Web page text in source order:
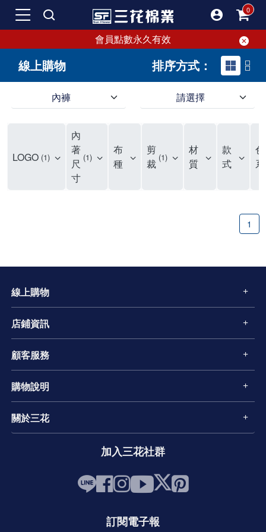
會員點數永久有效
線上購物 排序方式：
內褲 請選擇
LOGO 1
內
著
尺
寸
1
布
種
剪
裁 1
材
質
款
式
色
系
1
線上購物
店鋪資訊
顧客服務
購物說明
關於三花
加入三花社群
訂閱電子報